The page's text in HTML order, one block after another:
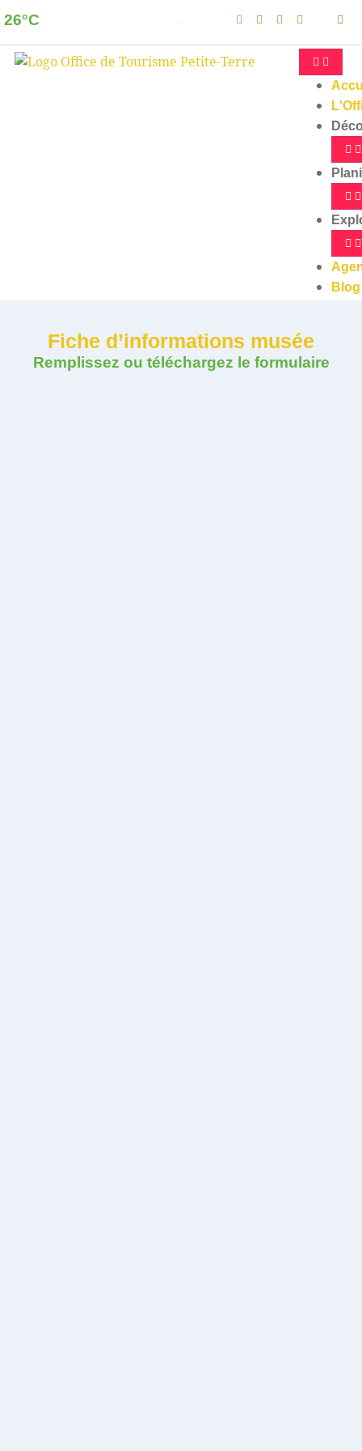
26°C
Blog
Fiche d’informations musée
Remplissez ou téléchargez le formulaire